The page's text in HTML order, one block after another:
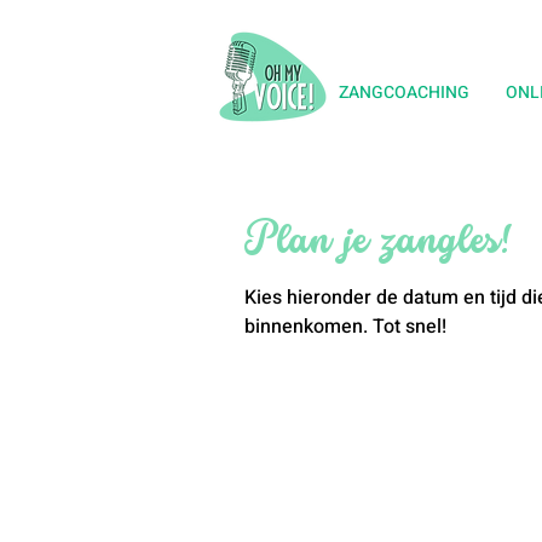
ZANGCOACHING
Plan je zangles!
Kies hieronder de datum en tijd
binnenkomen. Tot snel!